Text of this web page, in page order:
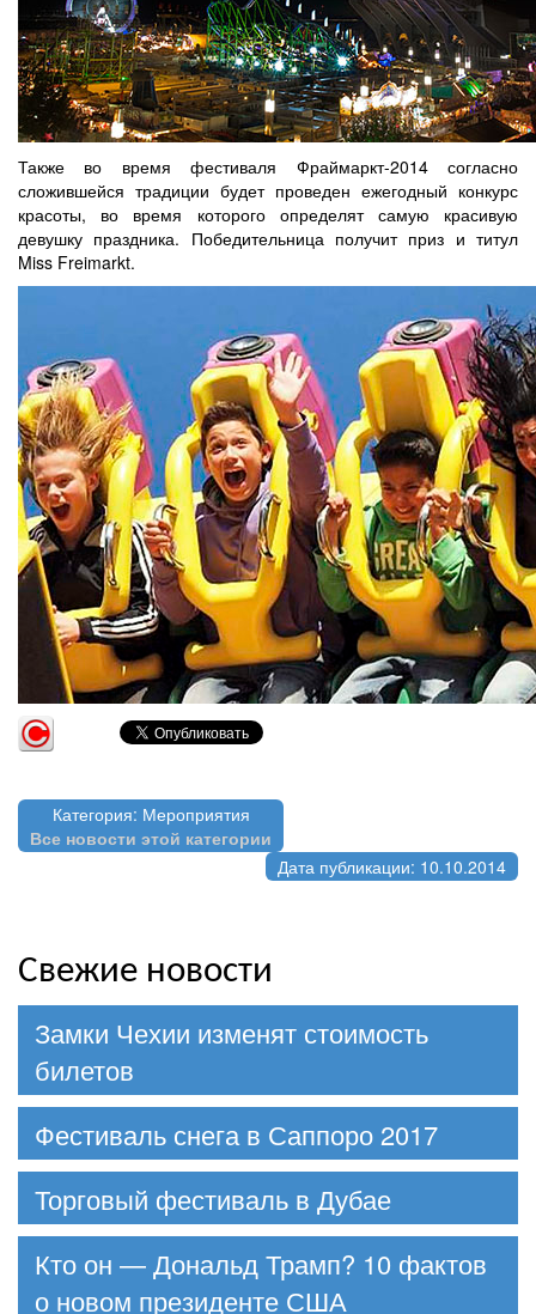
Также во время фестиваля Фраймаркт-2014 согласно
сложившейся традиции будет проведен ежегодный конкурс
красоты, во время которого определят самую красивую
девушку праздника. Победительница получит приз и титул
Miss Freimarkt.
Категория: Мероприятия
Все новости этой категории
Дата публикации: 10.10.2014
Свежие новости
Замки Чехии изменят стоимость
билетов
Фестиваль снега в Саппоро 2017
Торговый фестиваль в Дубае
Кто он — Дональд Трамп? 10 фактов
о новом президенте США